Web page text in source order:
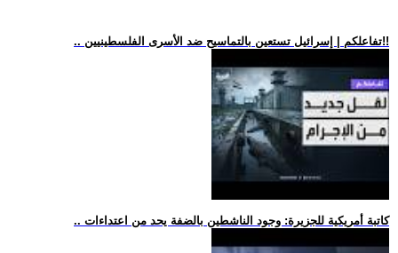
.. تفاعلكم | إسرائيل تستعين بالتماسيح ضد الأسرى الفلسطينيين!!
.. كاتبة أمريكية للجزيرة: وجود الناشطين بالضفة يحد من اعتداءات